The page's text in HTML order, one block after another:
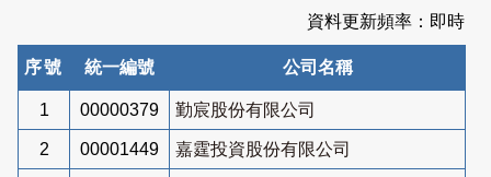
資料更新頻率：即時
序號 統一編號 公司名稱
1 00000379 勤宸股份有限公司
2 00001449 嘉霆投資股份有限公司